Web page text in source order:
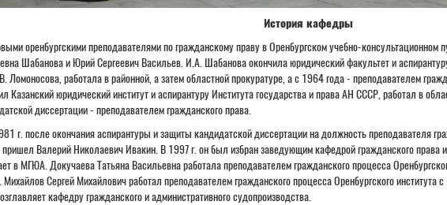
История кафедры
оренбургскими преподавателями по гражданскому праву в Оренбургском учебно-
Шабанова и Юрий Сергеевич Васильев. И.А. Шабанова окончила юридический факультет и
Ломоносова, работала в районной, а затем областной прокуратуре, а с 1964 года - преподавателем
Казанский юридический институт и аспирантуру Института государства и права АН СССР, работал в
диссертации - преподавателем гражданского права.
г. после окончания аспирантуры и защиты кандидатской диссертации на должность преподавателя
Валерий Николаевич Ивакин. В 1997 г. он был избран заведующим кафедрой гражданского права и
в МГЮА. Докучаева Татьяна Васильевна работала преподавателем гражданского процесса
Сергей Михайлович работал преподавателем гражданского процесса Оренбургского
кафедру гражданского и административного судопроизводства.